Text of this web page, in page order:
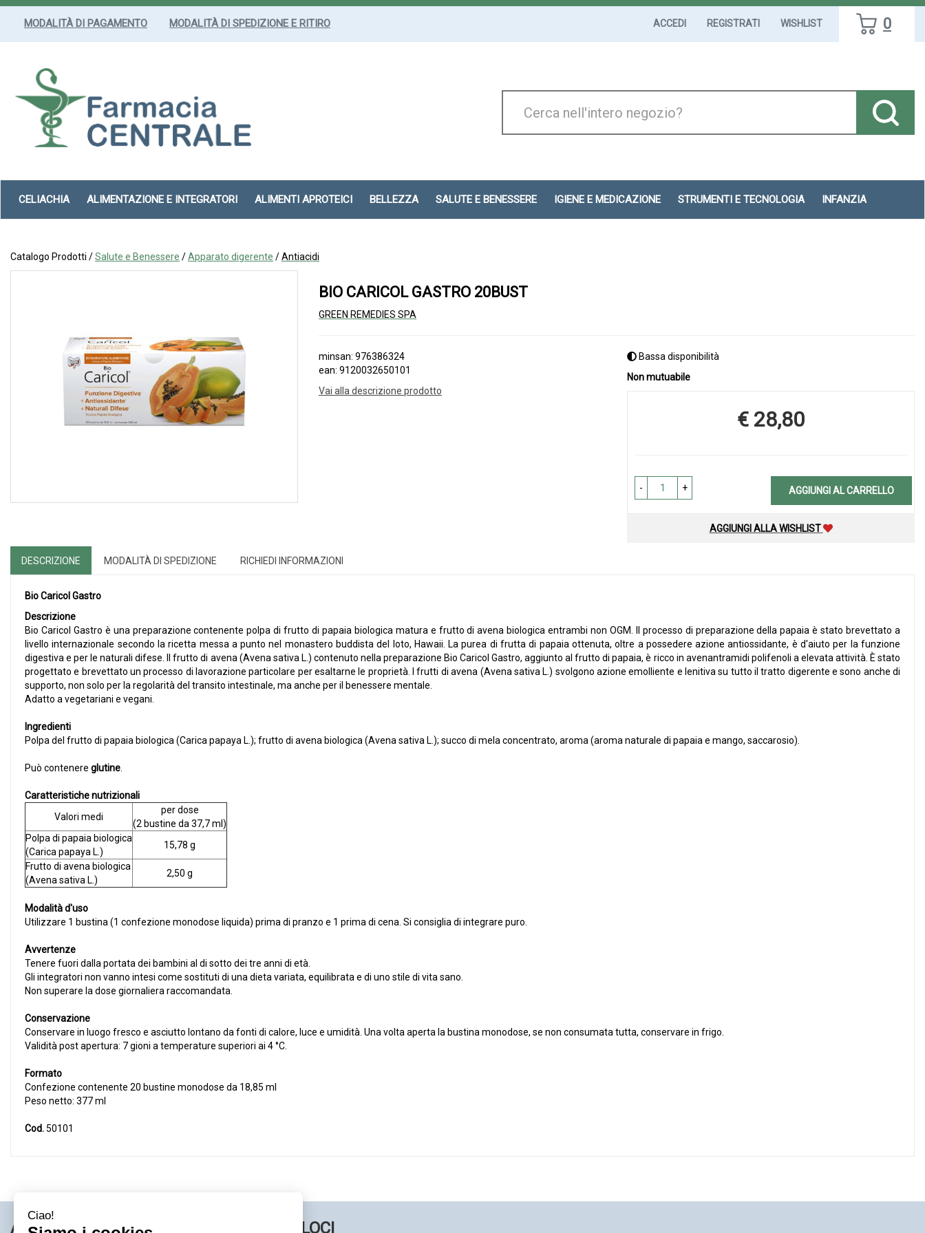
Passa
MODALITÀ DI PAGAMENTO MODALITÀ DI SPEDIZIONE E RITIRO ACCEDI REGISTRATI WISHLIST 0
Prodotto
CELIACHIA ALIMENTAZIONE E INTEGRATORI ALIMENTI APROTEICI BELLEZZA SALUTE E BENESSERE IGIENE E MEDICAZIONE STRUMENTI E TECNOLOGIA INFANZIA
Catalogo Prodotti /Salute e Benessere /Apparato digerente /Antiacidi
BIO CARICOL GASTRO 20BUST
GREEN REMEDIES SPA
minsan: 976386324
ean: 9120032650101
Vai alla descrizione prodotto
Bassa disponibilità
Non mutuabile
Prezzo
€ 28,80
- + AGGIUNGI AL CARRELLO
AGGIUNGI ALLA WISHLIST
DESCRIZIONE MODALITÀ DI SPEDIZIONE RICHIEDI INFORMAZIONI
Bio Caricol Gastro
Descrizione
Bio Caricol Gastro è una preparazione contenente polpa di frutto di papaia biologica matura e frutto di avena biologica entrambi non OGM. Il processo di preparazione della papaia è stato brevettato a
livello internazionale secondo la ricetta messa a punto nel monastero buddista del loto, Hawaii. La purea di frutta di papaia ottenuta, oltre a possedere azione antiossidante, è d'aiuto per la funzione
digestiva e per le naturali difese. Il frutto di avena (Avena sativa L.) contenuto nella preparazione Bio Caricol Gastro, aggiunto al frutto di papaia, è ricco in avenantramidi polifenoli a elevata attività. È stato
progettato e brevettato un processo di lavorazione particolare per esaltarne le proprietà. I frutti di avena (Avena sativa L.) svolgono azione emolliente e lenitiva su tutto il tratto digerente e sono anche di
supporto, non solo per la regolarità del transito intestinale, ma anche per il benessere mentale.
Adatto a vegetariani e vegani.
Ingredienti
Polpa del frutto di papaia biologica (Carica papaya L.); frutto di avena biologica (Avena sativa L.); succo di mela concentrato, aroma (aroma naturale di papaia e mango, saccarosio).
Può contenere glutine
Caratteristiche nutrizionali
Valori medi
per dose
(2 bustine da 37,7 ml)
Polpa di papaia biologica
(Carica papaya L.)
15,78 g
Frutto di avena biologica
(Avena sativa L.)
2,50 g
Modalità d'uso
Utilizzare 1 bustina (1 confezione monodose liquida) prima di pranzo e 1 prima di cena. Si consiglia di integrare puro.
Avvertenze
Tenere fuori dalla portata dei bambini al di sotto dei tre anni di età.
Gli integratori non vanno intesi come sostituti di una dieta variata, equilibrata e di uno stile di vita sano.
Non superare la dose giornaliera raccomandata.
Conservazione
Conservare in luogo fresco e asciutto lontano da fonti di calore, luce e umidità. Una volta aperta la bustina monodose, se non consumata tutta, conservare in frigo.
Validità post apertura: 7 gioni a temperature superiori ai 4 °C.
Formato
Confezione contenente 20 bustine monodose da 18,85 ml
Peso netto: 377 ml
Cod.50101
AREA UTENTE LINK VELOCI